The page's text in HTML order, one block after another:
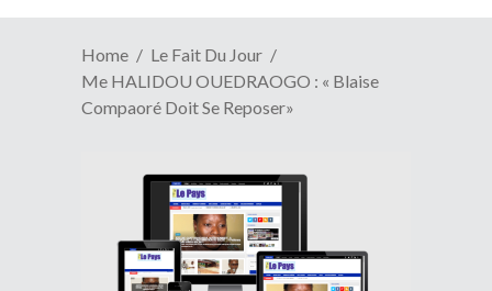
Home
Le Fait Du Jour
Me HALIDOU OUEDRAOGO : « Blaise
Compaoré Doit Se Reposer»